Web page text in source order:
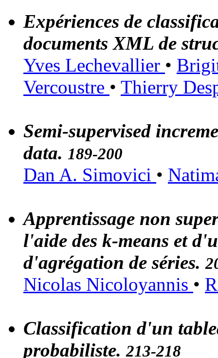
Expériences de
documents XML de
Yves Lechevallier •
Vercoustre • Thierry
Semi-supervised
data. 189-200
Dan A. Simovici •
Apprentissage non
l'aide des k-means et
d'agrégation de séries.
Nicolas Nicoloyannis •
Classification d'un
probabiliste.213-218